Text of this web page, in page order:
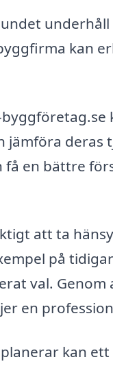
kan
deras
en bättre
att ta
på
val.
en
kan